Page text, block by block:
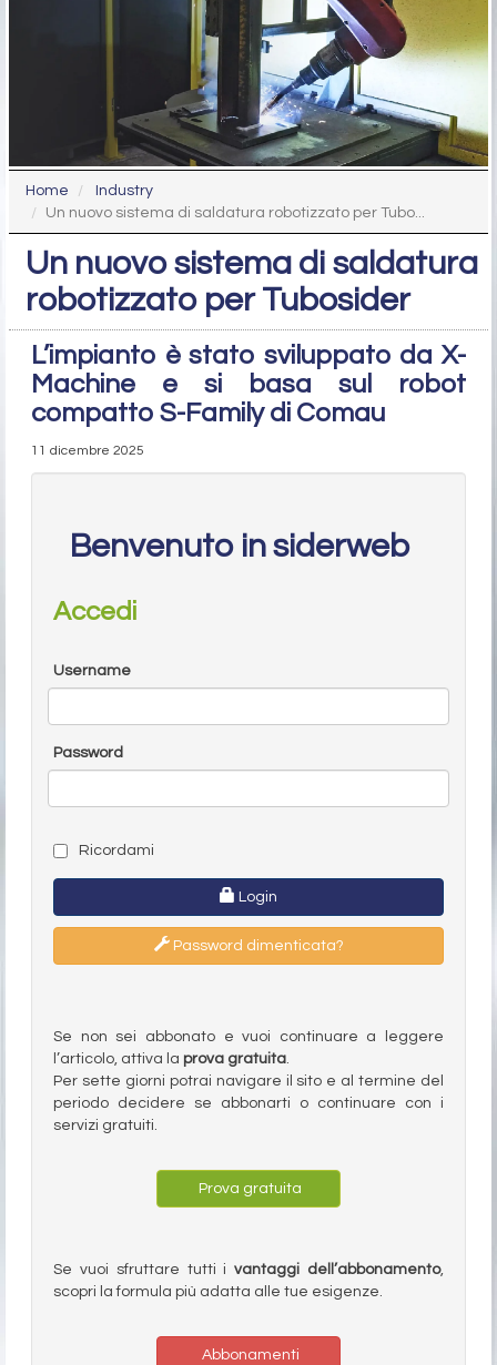
Home
Industry
Un nuovo sistema di saldatura robotizzato per Tubo...
Un nuovo sistema di saldatura
robotizzato per Tubosider
L’impianto è stato sviluppato da X-
Machine e si basa sul robot
compatto S-Family di Comau
11 dicembre 2025
Benvenuto in siderweb
Accedi
Username
Password
Ricordami
Login
Password dimenticata?
Se non sei abbonato e vuoi continuare a leggere
l’articolo, attiva la prova gratuita.
Per sette giorni potrai navigare il sito e al termine del
periodo decidere se abbonarti o continuare con i
servizi gratuiti.
Prova gratuita
Se vuoi sfruttare tutti ivantaggi dell’abbonamento,
scopri la formula più adatta alle tue esigenze.
Abbonamenti